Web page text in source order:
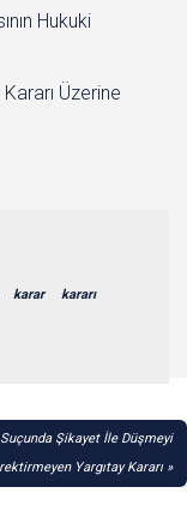
Hukuki
Üzerine
karar kararı
Şikayet İle Düşmeyi
Yargıtay Kararı